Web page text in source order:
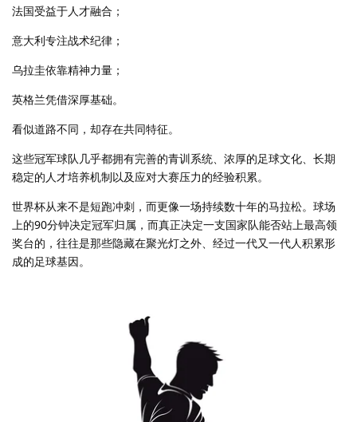
法国受益于人才融合；
意大利专注战术纪律；
乌拉圭依靠精神力量；
英格兰凭借深厚基础。
看似道路不同，却存在共同特征。
这些冠军球队几乎都拥有完善的青训系统、浓厚的足球文化、长期
稳定的人才培养机制以及应对大赛压力的经验积累。
世界杯从来不是短跑冲刺，而更像一场持续数十年的马拉松。球场
上的90分钟决定冠军归属，而真正决定一支国家队能否站上最高领
奖台的，往往是那些隐藏在聚光灯之外、经过一代又一代人积累形
成的足球基因。